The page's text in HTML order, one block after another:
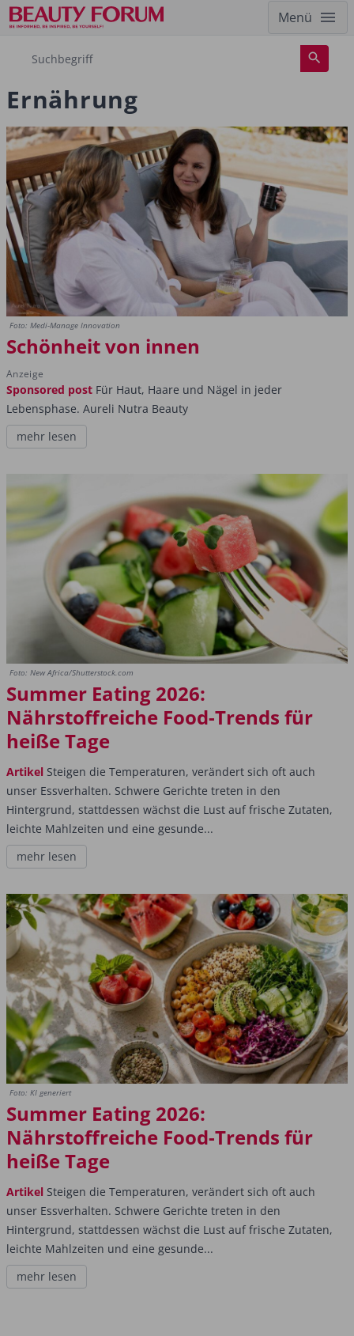
Menü
Ernährung
Foto: Medi-Manage Innovation
Schönheit von innen
Anzeige
Sponsored post Für Haut, Haare und Nägel in jeder
Lebensphase. Aureli Nutra Beauty
mehr lesen
Foto: New Africa/Shutterstock.com
Summer Eating 2026:
Nährstoffreiche Food-Trends für
heiße Tage
Artikel Steigen die Temperaturen, verändert sich oft auch
unser Essverhalten. Schwere Gerichte treten in den
Hintergrund, stattdessen wächst die Lust auf frische Zutaten,
leichte Mahlzeiten und eine gesunde...
mehr lesen
Foto: KI generiert
Summer Eating 2026:
Nährstoffreiche Food-Trends für
heiße Tage
Artikel Steigen die Temperaturen, verändert sich oft auch
unser Essverhalten. Schwere Gerichte treten in den
Hintergrund, stattdessen wächst die Lust auf frische Zutaten,
leichte Mahlzeiten und eine gesunde...
mehr lesen